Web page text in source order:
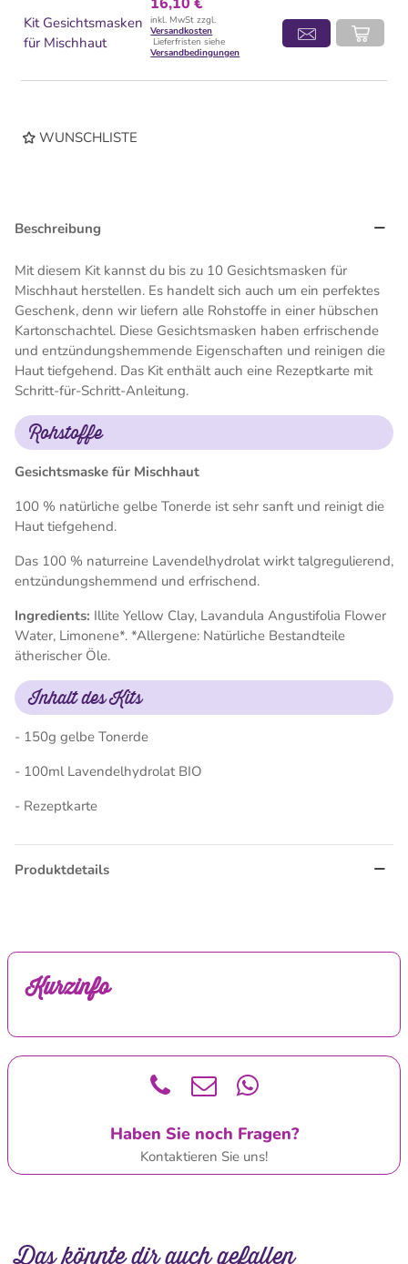
Kit Gesichtsmasken
für Mischhaut
inkl. MwSt zzgl.
Versandkosten
Lieferfristen siehe
Versandbedingungen
WUNSCHLISTE
Beschreibung
Mit diesem Kit kannst du bis zu 10 Gesichtsmasken für
Mischhaut herstellen. Es handelt sich auch um ein perfektes
Geschenk, denn wir liefern alle Rohstoffe in einer hübschen
Kartonschachtel. Diese Gesichtsmasken haben erfrischende
und entzündungshemmende Eigenschaften und reinigen die
Haut tiefgehend. Das Kit enthält auch eine Rezeptkarte mit
Schritt-für-Schritt-Anleitung.
Rohstoffe
Gesichtsmaske für Mischhaut
100 % natürliche gelbe Tonerde ist sehr sanft und reinigt die
Haut tiefgehend.
Das 100 % naturreine Lavendelhydrolat wirkt talgregulierend,
entzündungshemmend und erfrischend.
Ingredients: Illite Yellow Clay, Lavandula Angustifolia Flower
Water, Limonene*. *Allergene: Natürliche Bestandteile
ätherischer Öle.
Inhalt des Kits
- 150g gelbe Tonerde
- 100ml Lavendelhydrolat BIO
- Rezeptkarte
Produktdetails
Kurzinfo
Haben Sie noch Fragen?
Kontaktieren Sie uns!
Das könnte dir auch gefallen